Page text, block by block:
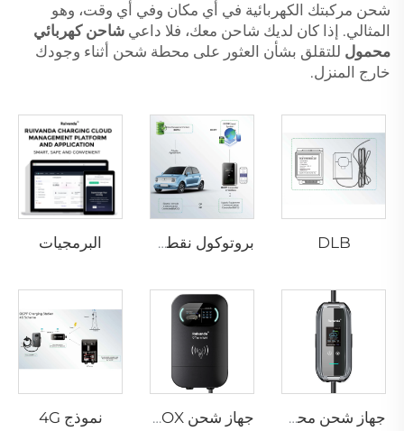
شحن مركبتك الكهربائية في أي مكان وفي أي وقت، وهو
المثالي. إذا كان لديك شاحن معك، فلا داعي شاحن كهربائي
محمول للتقلق بشأن العثور على محطة شحن أثناء وجودك
خارج المنزل.
DLB بروتوكول نقطة الشحن المفتوح البرمجيات
جهاز شحن محمول P3-01 لمركبات EV جهاز شحن PEV-01 AC EV WALLBOX نموذج 4G